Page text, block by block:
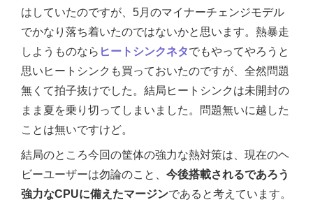
はしていたのですが、5月のマイナーチェンジモデル
でかなり落ち着いたのではないかと思います。熱暴走
しようものなら ヒートシンクネタでもやってやろうと
思いヒートシンクも買っておいたのですが、全然問題
無くて拍子抜けでした。結局ヒートシンクは未開封の
まま夏を乗り切ってしまいました。問題無いに越した
ことは無いですけど。
結局のところ今回の筐体の強力な熱対策は、現在のヘ
ビーユーザーは勿論のこと、 今後搭載されるであろう
強力なCPUに備えたマージンであると考えています。